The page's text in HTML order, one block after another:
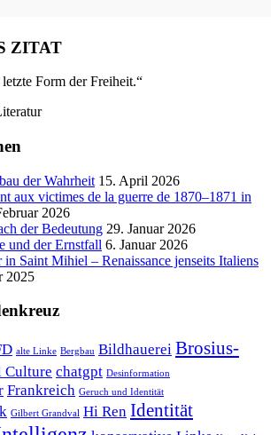
ZITAT
Form der Freiheit.“
der Wahrheit 15. April 2026
aux victimes de la guerre de 1870–1871 in
2026
der Bedeutung 29. Januar 2026
und der Ernstfall 6. Januar 2026
Saint Mihiel – Renaissance jenseits Italiens
2025
alte Linke Bergbau Bildhauerei Brosius-
Culture chatgpt Desinformation
Frankreich Geruch und Identität
Gilbert Grandval Hi Ren Identität